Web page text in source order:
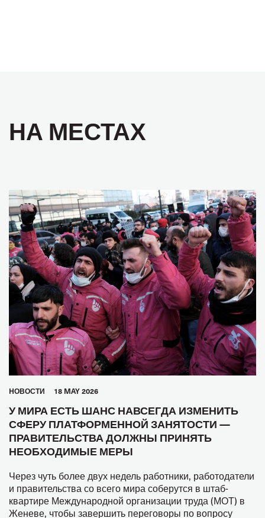
НА МЕСТАХ
HОВОСТИ 18 MAY 2026
У МИРА ЕСТЬ ШАНС НАВСЕГДА ИЗМЕНИТЬ
СФЕРУ ПЛАТФОРМЕННОЙ ЗАНЯТОСТИ —
ПРАВИТЕЛЬСТВА ДОЛЖНЫ ПРИНЯТЬ
НЕОБХОДИМЫЕ МЕРЫ
Через чуть более двух недель работники, работодатели
и правительства со всего мира соберутся в штаб-
квартире Международной организации труда (МОТ) в
Женеве, чтобы завершить переговоры по вопросу